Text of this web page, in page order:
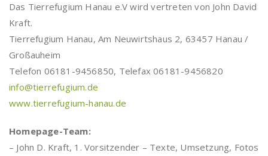
Das Tierrefugium Hanau e.V wird vertreten von John David
Kraft.
Tierrefugium Hanau, Am Neuwirtshaus 2, 63457 Hanau /
Großauheim
Telefon 06181-9456850, Telefax 06181-9456820
info@tierrefugium.de
www.tierrefugium-hanau.de
Homepage-Team:
– John D. Kraft, 1. Vorsitzender – Texte, Umsetzung, Fotos